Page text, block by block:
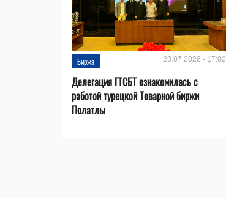
Биржа 23.07.2026 - 17:02
Делегация ГТСБТ ознакомилась с
работой турецкой Товарной биржи
Полатлы